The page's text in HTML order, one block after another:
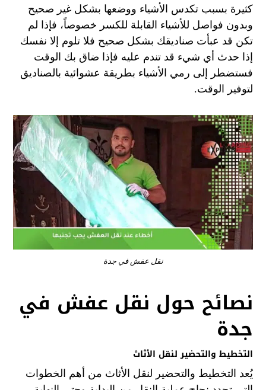
كثيرة بسبب تكدس الأشياء ووضعها بشكل غير صحيح
وبدون فواصل للأشياء القابلة للكسر خصوصاً، فإذا لم
تكن قد عبأت صناديقك بشكل صحيح فلا تلوم إلا نفسك
إذا حدث أي شيء قد تندم عليه فإذا ضاق بك الوقت
فستضطر إلى رمي الأشياء بطريقة عشوائية بالصناديق
لتوفير الوقت.
نقل عفش في جدة
نصائح حول نقل عفش في
جدة
التخطيط والتحضير لنقل الأثاث
يُعد التخطيط والتحضير لنقل الأثاث من أهم الخطوات